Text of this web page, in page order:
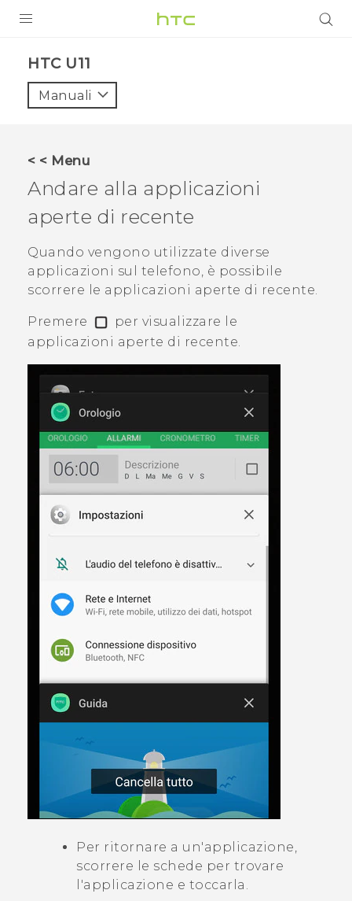
VIVE
VIVERSE
ASSISTENZA
Accessori e dispositivi HTC
Accesso
HTC U11‎
Manuali
< < Menu
Andare alla applicazioni
aperte di recente
Quando vengono utilizzate diverse
applicazioni sul telefono, è possibile
scorrere le applicazioni aperte di recente.
Premere
per visualizzare le
applicazioni aperte di recente.
Per ritornare a un'applicazione,
scorrere le schede per trovare
l'applicazione e toccarla.